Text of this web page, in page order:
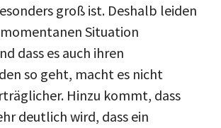
groß ist. Deshalb leiden
Situation
dass es auch ihren
so geht, macht es nicht
Hinzu kommt, dass
deutlich wird, dass ein